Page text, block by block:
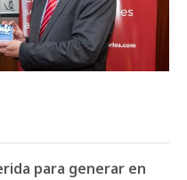
para generar en